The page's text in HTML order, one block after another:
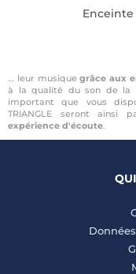
Enceinte
… leur musiquegrâce aux
à la qualité du son de la
important que vous
TRIANGLE seront ainsi
expérience d'écoute.